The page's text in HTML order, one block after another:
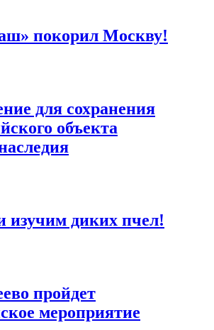
покорил Москву!
для сохранения
объекта
диких пчел!
пройдет
мероприятие